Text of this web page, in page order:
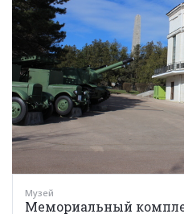
Музей
Мемориальный